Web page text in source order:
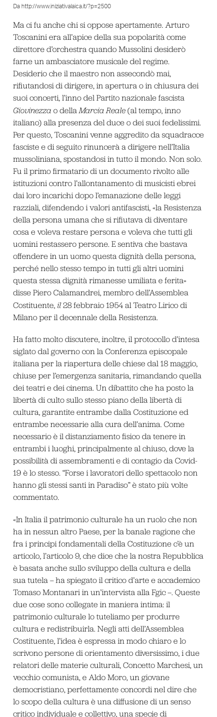
Da http://www.iniziativalaica.it/?p=2500
Ma ci fu anche chi si oppose apertamente. Arturo
Toscanini era all’apice della sua popolarità come
direttore d’orchestra quando Mussolini desiderò
farne un ambasciatore musicale del regime.
Desiderio che il maestro non assecondò mai,
rifiutandosi di dirigere, in apertura o in chiusura dei
suoi concerti, l’inno del Partito nazionale fascista
Giovinezza o dellaMarcia Reale(al tempo, inno
italiano) alla presenza del duce o dei suoi fedelissimi.
Per questo, Toscanini venne aggredito da squadracce
fasciste e di seguito rinuncerà a dirigere nell’Italia
mussoliniana, spostandosi in tutto il mondo. Non solo.
Fu il primo firmatario di un documento rivolto alle
istituzioni contro l’allontanamento di musicisti ebrei
dai loro incarichi dopo l’emanazione delle leggi
razziali, difendendo i valori antifascisti, «la Resistenza
della persona umana che si rifiutava di diventare
cosa e voleva restare persona e voleva che tutti gli
uomini restassero persone. E sentiva che bastava
offendere in un uomo questa dignità della persona,
perché nello stesso tempo in tutti gli altri uomini
questa stessa dignità rimanesse umiliata e ferita»
disse Piero Calamandrei, membro dell’Assemblea
Costituente, il 28 febbraio 1954 al Teatro Lirico di
Milano per il decennale della Resistenza.
Ha fatto molto discutere, inoltre, il protocollo d’intesa
siglato dal governo con la Conferenza episcopale
italiana per la riapertura delle chiese dal 18 maggio,
chiuse per l’emergenza sanitaria, rimandando quella
dei teatri e dei cinema. Un dibattito che ha posto la
libertà di culto sullo stesso piano della libertà di
cultura, garantite entrambe dalla Costituzione ed
entrambe necessarie alla cura dell’anima. Come
necessario è il distanziamento fisico da tenere in
entrambi i luoghi, principalmente al chiuso, dove la
possibilità di assembramenti e di contagio da Covid-
19 è lo stesso. “Forse i lavoratori dello spettacolo non
hanno gli stessi santi in Paradiso” è stato più volte
commentato.
«In Italia il patrimonio culturale ha un ruolo che non
ha in nessun altro Paese, per la banale ragione che
fra i principi fondamentali della Costituzione c’è un
articolo, l’articolo 9, che dice che la nostra Repubblica
è basata anche sullo sviluppo della cultura e della
sua tutela – ha spiegato il critico d’arte e accademico
Tomaso Montanari in un’intervista alla Fgic –. Queste
due cose sono collegate in maniera intima: il
patrimonio culturale lo tuteliamo per produrre
cultura e redistribuirla. Negli atti dell’Assemblea
Costituente, l’idea è espressa in modo chiaro e lo
scrivono persone di orientamento diversissimo, i due
relatori delle materie culturali, Concetto Marchesi, un
vecchio comunista, e Aldo Moro, un giovane
democristiano, perfettamente concordi nel dire che
lo scopo della cultura è una diffusione di un senso
critico individuale e collettivo, una specie di